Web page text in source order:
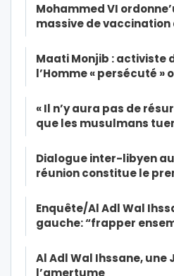
Mohammed VI
massive de
Maati Monjib : activiste
l’Homme « persécuté »
« Il n’y aura pas de
que les musulmans
Dialogue inter-libyen
réunion constitue le
Enquête/Al Adl Wal
gauche: “frapper
Al Adl Wal Ihssane, une
l’amertume